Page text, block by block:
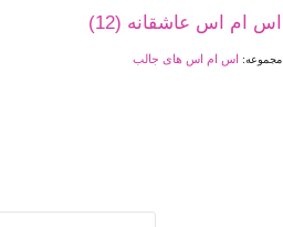
اس ام اس عاشقانه (12)
مجموعه: اس ام اس های جالب